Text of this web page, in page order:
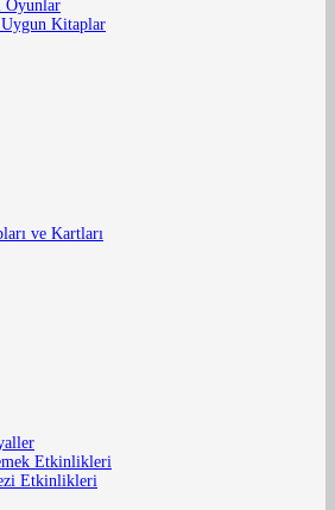
Oyunlar
Kitaplar
ve Kartları
Etkinlikleri
Etkinlikleri